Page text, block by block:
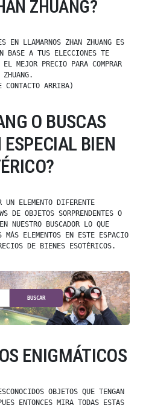
ZHUANG?
EN LLAMARNOS ZHAN ZHUANG ES
BASE A TUS ELECCIONES TE
EL MEJOR PRECIO PARA COMPRAR
ZHUANG.
CONTACTO ARRIBA)
O BUSCAS
BIEN
UN ELEMENTO DIFERENTE
DE OBJETOS SORPRENDENTES O
NUESTRO BUSCADOR LO QUE
MÁS ELEMENTOS EN ESTE ESPACIO
DE BIENES ESOTÉRICOS.
BUSCAR
ENIGMÁTICOS
OBJETOS QUE TENGAN
ENTONCES MIRA TODAS ESTAS